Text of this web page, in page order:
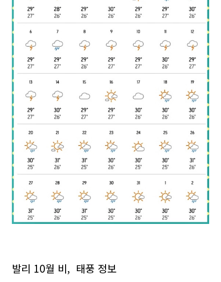
발리 10월 비, 태풍 정보